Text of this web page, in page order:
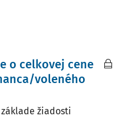
o celkovej cene
voleného
žiadosti